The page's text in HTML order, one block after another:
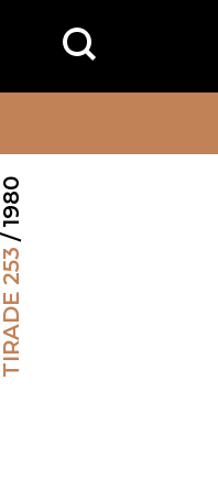
Search
for:
TIRADE 253
/ 1980